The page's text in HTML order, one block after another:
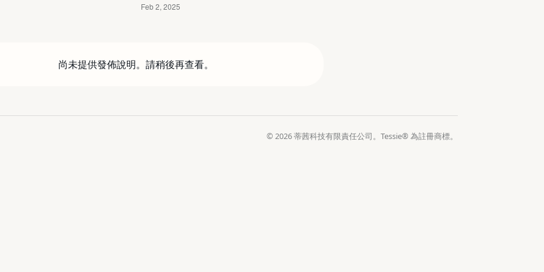
尚未提供發佈說明。請稍後再查看。
© 2026 蒂茜科技有限責任公司。Tessie® 為註冊商標。